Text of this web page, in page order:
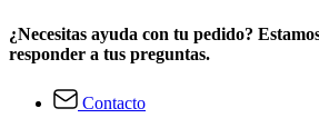
¿Necesitas ayuda con tu pedido?
responder a tus preguntas.
Contacto